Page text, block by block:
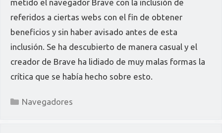
metido el navegador Brave con la inclusión de
referidos a ciertas webs con el fin de obtener
beneficios y sin haber avisado antes de esta
inclusión. Se ha descubierto de manera casual y el
creador de Brave ha lidiado de muy malas formas la
crítica que se había hecho sobre esto.
Categorías
Navegadores